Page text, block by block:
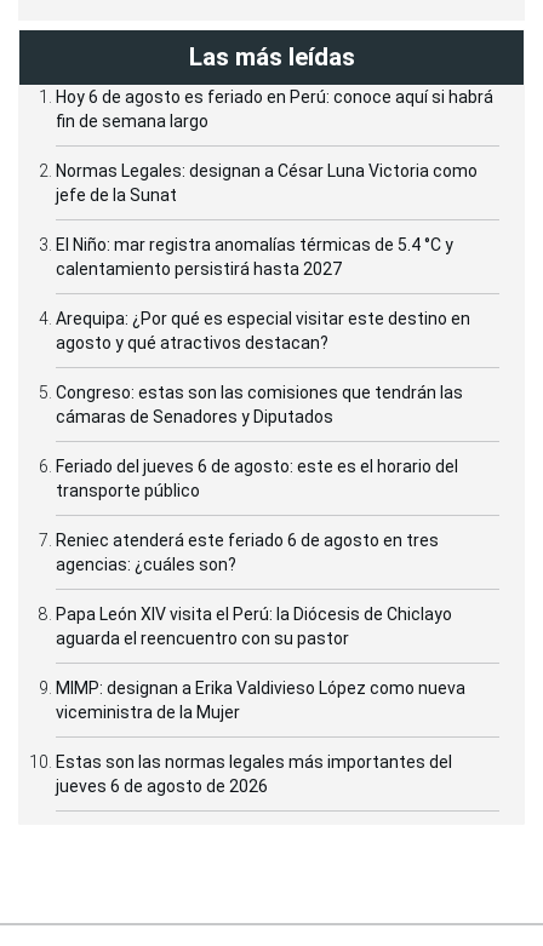
Las más leídas
Hoy 6 de agosto es feriado en Perú: conoce aquí si habrá
fin de semana largo
Normas Legales: designan a César Luna Victoria como
jefe de la Sunat
El Niño: mar registra anomalías térmicas de 5.4 °C y
calentamiento persistirá hasta 2027
Arequipa: ¿Por qué es especial visitar este destino en
agosto y qué atractivos destacan?
Congreso: estas son las comisiones que tendrán las
cámaras de Senadores y Diputados
Feriado del jueves 6 de agosto: este es el horario del
transporte público
Reniec atenderá este feriado 6 de agosto en tres
agencias: ¿cuáles son?
Papa León XIV visita el Perú: la Diócesis de Chiclayo
aguarda el reencuentro con su pastor
MIMP: designan a Erika Valdivieso López como nueva
viceministra de la Mujer
Estas son las normas legales más importantes del
jueves 6 de agosto de 2026